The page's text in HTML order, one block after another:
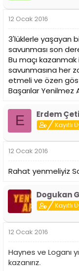
12 Ocak 2016
3'lüklerle yaşayan
savunması son
Bu maçı
savunmasına her
etmeli ve özen
Başarılar Yenilmez
E Erdem
Kayıtlı
12 Ocak 2016
Rahat yenmeliyiz
Dogukan
Kayıtlı
12 Ocak 2016
Haynes ve Loganı
kazanırız.